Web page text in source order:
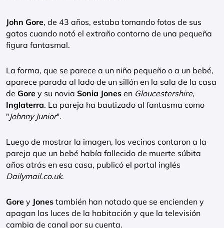
John Gore, de 43 años, estaba tomando fotos de sus
gatos cuando notó el extraño contorno de una pequeña
figura fantasmal.
La forma, que se parece a un niño pequeño o a un bebé,
aparece parada al lado de un sillón en la sala de la casa
de Gore y su novia Sonia Jones en Gloucestershire,
Inglaterra. La pareja ha bautizado al fantasma como
"Johnny Junior".
Luego de mostrar la imagen, los vecinos contaron a la
pareja que un bebé había fallecido de muerte súbita
años atrás en esa casa, publicó el portal inglés
Dailymail.co.uk.
Gore y Jones también han notado que se encienden y
apagan las luces de la habitación y que la televisión
cambia de canal por su cuenta.